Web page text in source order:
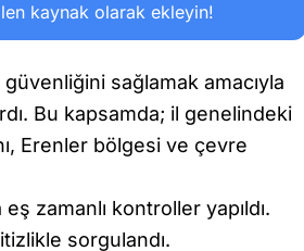
kaynak olarak ekleyin!
sağlamak amacıyla
Bu kapsamda; il genelindeki
Erenler bölgesi ve çevre
zamanlı kontroller yapıldı.
sorgulandı.